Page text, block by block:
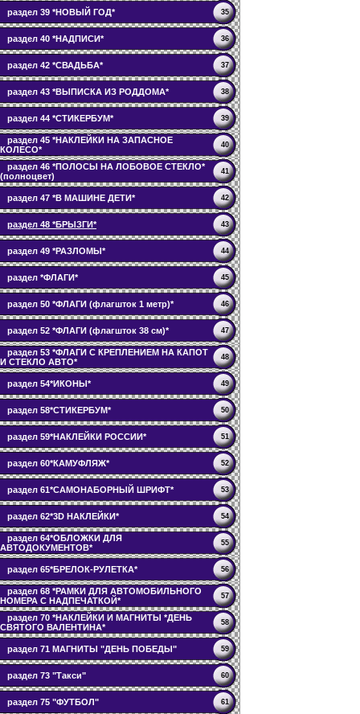
раздел 39 *НОВЫЙ ГОД* 35
раздел 40 *НАДПИСИ* 36
раздел 42 *СВАДЬБА* 37
раздел 43 *ВЫПИСКА ИЗ РОДДОМА* 38
раздел 44 *СТИКЕРБУМ* 39
раздел 45 *НАКЛЕЙКИ НА ЗАПАСНОЕ
КОЛЕСО*
40
раздел 46 *ПОЛОСЫ НА ЛОБОВОЕ СТЕКЛО*
(полноцвет)
41
раздел 47 *В МАШИНЕ ДЕТИ* 42
раздел 48 *БРЫЗГИ* 43
раздел 49 *РАЗЛОМЫ* 44
раздел *ФЛАГИ* 45
раздел 50 *ФЛАГИ (флагшток 1 метр)* 46
раздел 52 *ФЛАГИ (флагшток 38 см)* 47
раздел 53 *ФЛАГИ С КРЕПЛЕНИЕМ НА КАПОТ
И СТЕКЛО АВТО*
48
раздел 54*ИКОНЫ* 49
раздел 58*СТИКЕРБУМ* 50
раздел 59*НАКЛЕЙКИ РОССИИ* 51
раздел 60*КАМУФЛЯЖ* 52
раздел 61*САМОНАБОРНЫЙ ШРИФТ* 53
раздел 62*3D НАКЛЕЙКИ* 54
раздел 64*ОБЛОЖКИ ДЛЯ
АВТОДОКУМЕНТОВ*
55
раздел 65*БРЕЛОК-РУЛЕТКА* 56
раздел 68 *РАМКИ ДЛЯ АВТОМОБИЛЬНОГО
НОМЕРА С НАДПЕЧАТКОЙ*
57
раздел 70 *НАКЛЕЙКИ И МАГНИТЫ *ДЕНЬ
СВЯТОГО ВАЛЕНТИНА*
58
раздел 71 МАГНИТЫ "ДЕНЬ ПОБЕДЫ" 59
раздел 73 "Такси" 60
раздел 75 "ФУТБОЛ" 61